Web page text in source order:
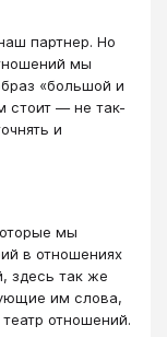
партнер. Но
мы
«большой и
стоит — не так-
и
мы
в отношениях
здесь так же
им слова,
отношений.